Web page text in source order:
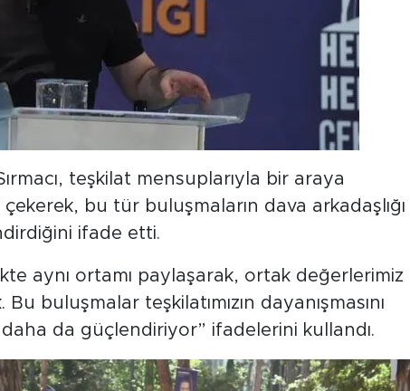
teşkilat mensuplarıyla bir araya
bu tür buluşmaların dava arkadaşlığı
ifade etti.
aynı ortamı paylaşarak, ortak değerlerimiz
buluşmalar teşkilatımızın dayanışmasını
da güçlendiriyor” ifadelerini kullandı.